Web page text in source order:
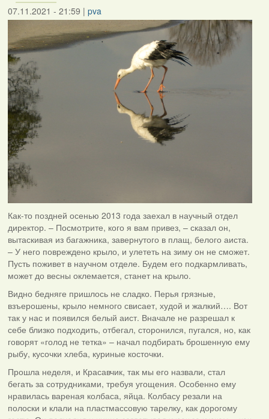
07.11.2021 - 21:59 | pva
Как-то поздней осенью 2013 года заехал в научный отдел
директор. – Посмотрите, кого я вам привез, – сказал он,
вытаскивая из багажника, завернутого в плащ, белого аиста.
– У него повреждено крыло, и улететь на зиму он не сможет.
Пусть поживет в научном отделе. Будем его подкармливать,
может до весны оклемается, станет на крыло.
Видно бедняге пришлось не сладко. Перья грязные,
взъерошены, крыло немного свисает, худой и жалкий…. Вот
так у нас и появился белый аист. Вначале не разрешал к
себе близко подходить, отбегал, сторонился, пугался, но, как
говорят «голод не тетка» – начал подбирать брошенную ему
рыбу, кусочки хлеба, куриные косточки.
Прошла неделя, и Красавчик, так мы его назвали, стал
бегать за сотрудниками, требуя угощения. Особенно ему
нравилась вареная колбаса, яйца. Колбасу резали на
полоски и клали на пластмассовую тарелку, как дорогому